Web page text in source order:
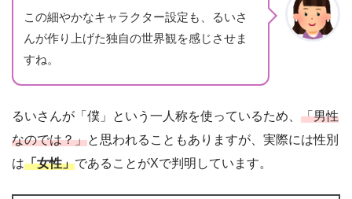
この細やかなキャラクター設定も、るいさ
んが作り上げた独自の世界観を感じさせま
すね。
るいさんが「僕」という一人称を使っているため、 「男性
なのでは？」と思われることもありますが、実際には性別
は「女性」であることがXで判明しています。